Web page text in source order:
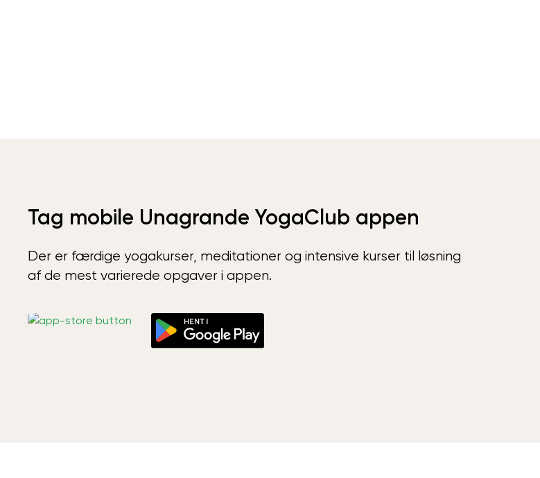
Tag mobile Unagrande YogaClub appen
Der er færdige yogakurser, meditationer og intensive kurser til løsning
af de mest varierede opgaver i appen.